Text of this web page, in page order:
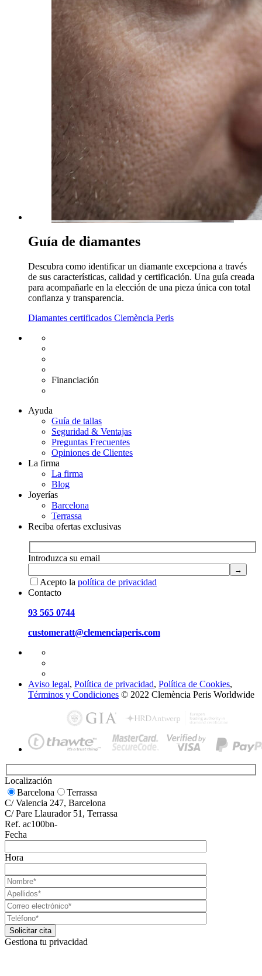
Guía de diamantes
Descubra como identificar un diamante excepciona a través
de sus características, calidad y certificación. Una guía creada
para acompañarle en la elección de una pieza única con total
confianza y transparencia.
Diamantes certificados Clemència Peris
Financiación
Ayuda
Guía de tallas
Seguridad & Ventajas
Preguntas Frecuentes
Opiniones de Clientes
La firma
La firma
Blog
Joyerías
Barcelona
Terrassa
Reciba ofertas exclusivas
Introduzca su email
Acepto la política de privacidad
Contacto
93 565 0744
customeratt@clemenciaperis.com
Aviso legal, Política de privacidad, Política de Cookies,
Términos y Condiciones © 2022 Clemència Peris Worldwide
Localización
Barcelona
Terrassa
C/ Valencia 247, Barcelona
C/ Pare Llaurador 51, Terrassa
Ref. ac100bn-
Fecha
Hora
Gestiona tu privacidad